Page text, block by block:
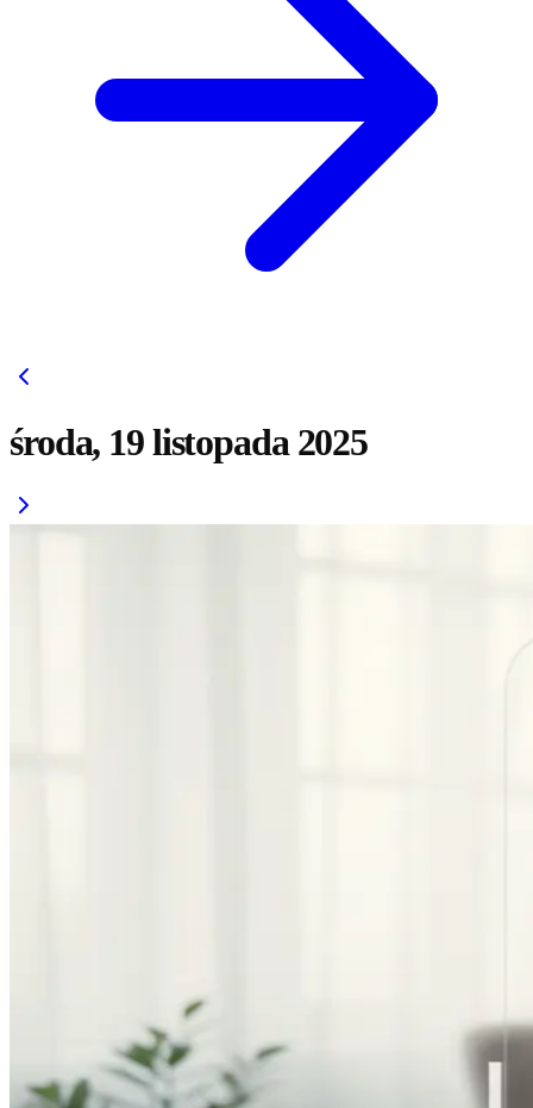
środa, 19 listopada 2025